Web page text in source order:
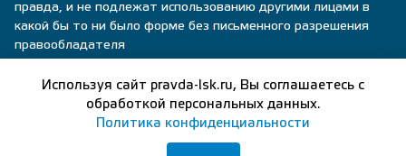
правда, и не подлежат использованию другими лицами в
какой бы то ни было форме без письменного разрешения
правообладателя
Политика конфиденциальности
Пользовательское соглашение
Используя сайт pravda-lsk.ru, Вы соглашаетесь с
обработкой персональных данных.
Политика конфиденциальности